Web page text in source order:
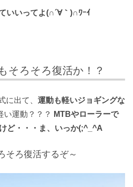
いいってよ(∩´∀｀)∩ﾜｰｲ
そろそろ復活か！？
に出て、 運動も軽いジョギングな
い運動？？？
MTBやローラーで
ど・・・ま、いっか(;^_^A
そろ復活するぞ～